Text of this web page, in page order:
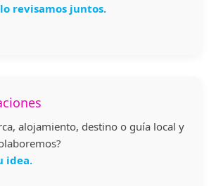
revisamos juntos.
alojamiento, destino o guía local y
idea.